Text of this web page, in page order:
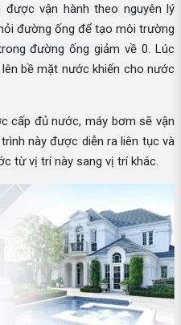
vận hành theo nguyên lý
đường ống để tạo môi trường
đường ống giảm về 0. Lúc
bề mặt nước khiến cho nước
cấp đủ nước, máy bơm sẽ vận
này được diễn ra liên tục và
từ vị trí này sang vị trí khác.